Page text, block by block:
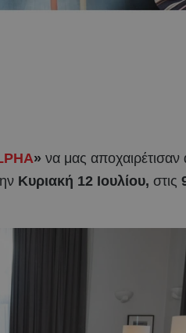
» να μας αποχαιρέτισαν
Κυριακή 12 Ιουλίου, στις